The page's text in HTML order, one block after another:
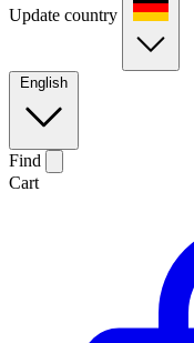
Update country
English
Find
Cart